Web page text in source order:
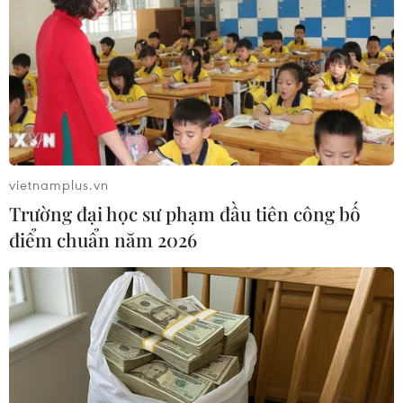
sau hơn 20 năm.
Sau 3 năm trời chung sống với những cơn đau dai dẳng, thậm
chí không thể đi lại, lần đầu tiên anh Q. có thể bước đi và ngồi
vắt chân mà không đau, một việc tưởng như đơn giản với nhiều
người, sau khi thay khớp háng 2 bên tại Vinmec. (Nguồn:
Vietnam+)
Hoặc với những bệnh nhân như cụ bà Võ Thanh
vietnamplus.vn
Trường đại học sư phạm đầu tiên công bố
điểm chuẩn năm 2026